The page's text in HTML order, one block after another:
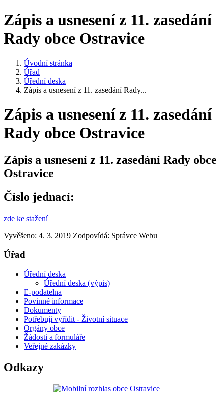
Zápis a usnesení z 11. zasedání
Rady obce Ostravice
Úvodní stránka
Úřad
Úřední deska
Zápis a usnesení z 11. zasedání Rady...
Zápis a usnesení z 11. zasedání
Rady obce Ostravice
Zápis a usnesení z 11. zasedání Rady obce
Ostravice
Číslo jednací:
zde ke stažení
Vyvěšeno: 4. 3. 2019 Zodpovídá: Správce Webu
Úřad
Úřední deska
Úřední deska (výpis)
E-podatelna
Povinné informace
Dokumenty
Potřebuji vyřídit - Životní situace
Orgány obce
Žádosti a formuláře
Veřejné zakázky
Odkazy